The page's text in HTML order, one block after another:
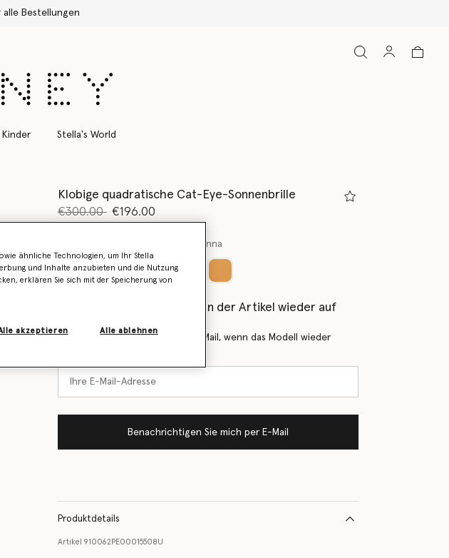
alle Bestellungen
Kinder Stella's World
Klobige quadratische Cat-Eye-Sonnenbrille
Preis reduziert von
€300.00bis
€196.00
Glänzendes dunkles Havanna
ausgewählt
Erfahren Sie als Erstes, wenn der Artikel wieder auf
Benachrichtigen Sie mich per E-Mail, wenn das Modell wieder
Benachrichtigen Sie mich per E-Mail
Produktdetails
Artikel 910062PE00015508U
ähnliche Technologien, um Ihr Stella
und Inhalte anzubieten und die Nutzung
erklären Sie sich mit der Speicherung von
Alle ablehnen
akzeptieren